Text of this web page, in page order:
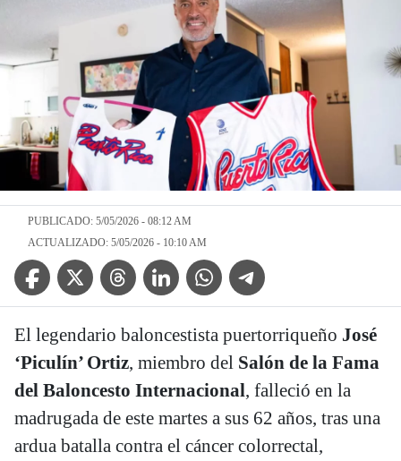
PUBLICADO: 5/05/2026 - 08:12 AM
ACTUALIZADO: 5/05/2026 - 10:10 AM
Facebook IconTwitter IconThreads IconLinkedin IconWhatsApp IconTelegram Icon
El legendario baloncestista puertorriqueño José
‘Piculín’ Ortiz, miembro del Salón de la Fama
del Baloncesto Internacional, falleció en la
madrugada de este martes a sus 62 años, tras una
ardua batalla contra el cáncer colorrectal,